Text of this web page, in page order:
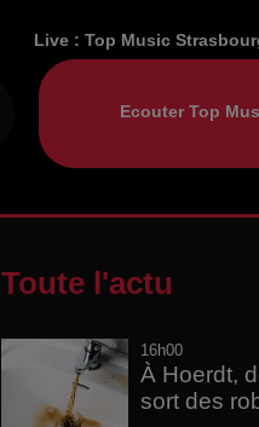
Live :Top Music
Toute l'actu
16h00
À Hoerdt,
sort des